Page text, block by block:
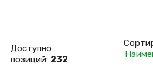
Доступно
позиций: 232